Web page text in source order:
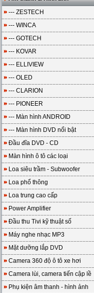
--- ZESTECH
--- WINCA
--- GOTECH
--- KOVAR
--- ELLIVIEW
--- OLED
--- CLARION
--- PIONEER
--- Màn hình ANDROID
--- Màn hình DVD nổi bật
Đầu đĩa DVD - CD
Màn hình ô tô các loại
Loa siêu trầm - Subwoofer
Loa phổ thông
Loa trung cao cấp
Power Amplifier
Đầu thu Tivi kỹ thuật số
Máy nghe nhạc MP3
Mặt dưỡng lắp DVD
Camera 360 độ ô tô xe hơi
Camera lùi, camera tiến cập lề
Phụ kiện âm thanh - hình ảnh